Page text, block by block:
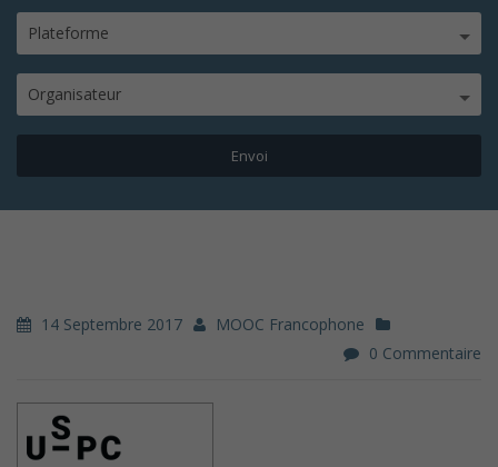
Plateforme
Organisateur
14 Septembre 2017
MOOC Francophone
0 Commentaire